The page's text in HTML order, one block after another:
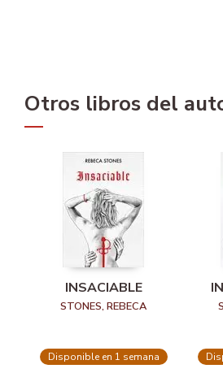
Otros libros del
INSACIABLE
STONES, REBECA
Disponible en 1 semana